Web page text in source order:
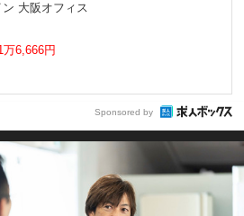
大阪オフィス
6,666円
Sponsored by